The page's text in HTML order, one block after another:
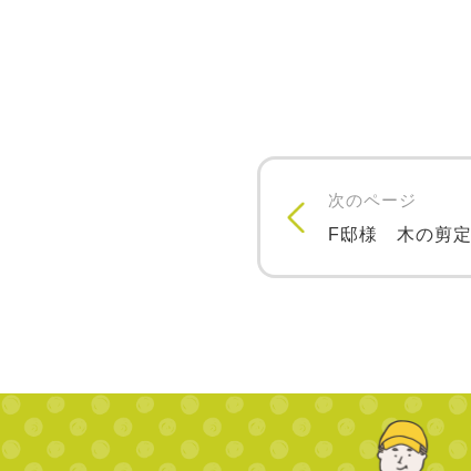
次のページ
F邸様 木の剪定